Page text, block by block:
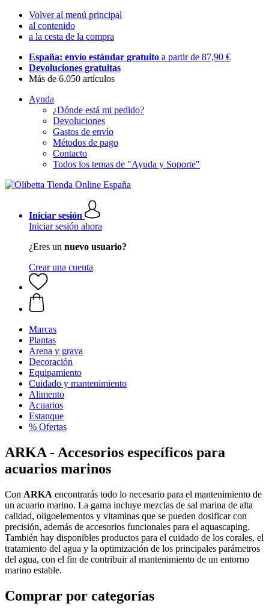
Volver al menú principal
al contenido
a la cesta de la compra
España: envío estándar gratuito a partir de 87,90 €
Devoluciones gratuitas
Más de 6.050 artículos
Ayuda
¿Dónde está mi pedido?
Devoluciones
Gastos de envío
Métodos de pago
Contacto
Todos los temas de "Ayuda y Soporte"
Iniciar sesión
Iniciar sesión ahora
¿Eres un nuevo usuario?
Crear una cuenta
Marcas
Plantas
Arena y grava
Decoración
Equipamiento
Cuidado y mantenimiento
Alimento
Acuarios
Estanque
% Ofertas
ARKA - Accesorios específicos para
acuarios marinos
Con ARKA encontrarás todo lo necesario para el mantenimiento de
un acuario marino. La gama incluye mezclas de sal marina de alta
calidad, oligoelementos y vitaminas que se pueden dosificar con
precisión, además de accesorios funcionales para el aquascaping.
También hay disponibles productos para el cuidado de los corales, el
tratamiento del agua y la optimización de los principales parámetros
del agua, con el fin de contribuir al mantenimiento de un entorno
marino estable.
Comprar por categorías